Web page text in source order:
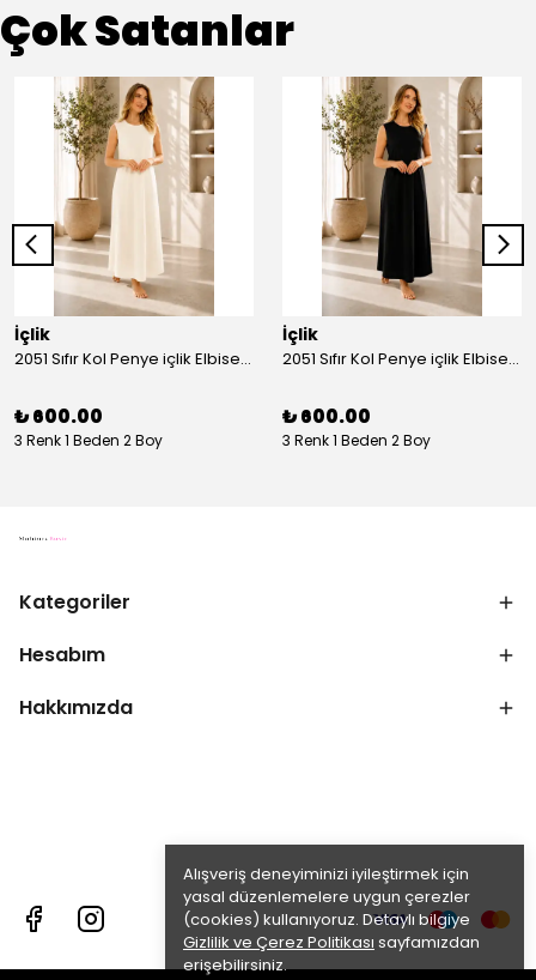
Alışveriş deneyiminizi iyileştirmek için
yasal düzenlemelere uygun çerezler
(cookies) kullanıyoruz. Detaylı bilgiye
Gizlilik ve Çerez Politikası sayfamızdan
erişebilirsiniz.
Çok Satanlar
İçlik
2051 Sıfır Kol Penye içlik Elbise - Ekru
₺ 600.00
3 Renk 1 Beden 2 Boy
İçlik
2051 Sıfır Kol Penye içlik Elbise - Siyah
₺ 600.00
3 Renk 1 Beden 2 Boy
Kategoriler
Hesabım
Hakkımızda